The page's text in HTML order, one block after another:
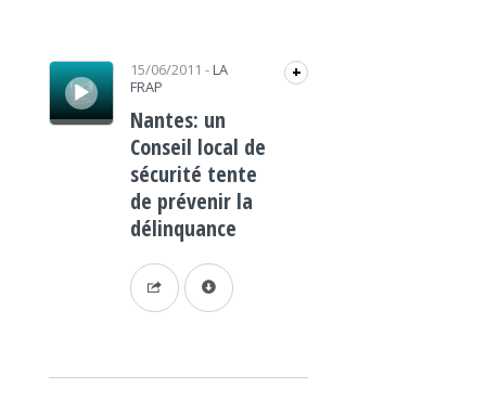
Lecteur audio 15/06/2011 - LA
FRAP
+
Nantes: un
Conseil local de
sécurité tente
de prévenir la
délinquance